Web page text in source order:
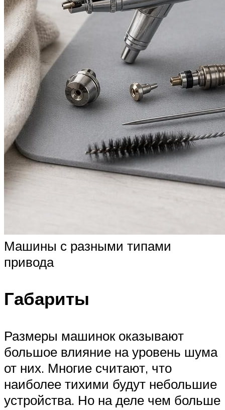
Машины с разными типами
привода
Габариты
Размеры машинок оказывают
большое влияние на уровень шума
от них. Многие считают, что
наиболее тихими будут небольшие
устройства. Но на деле чем больше